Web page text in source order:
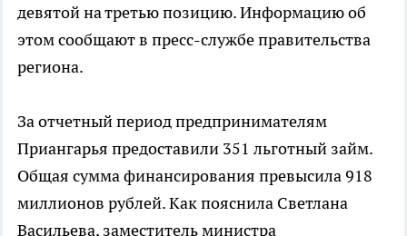
девятой на третью позицию. Информацию об
этом сообщают в пресс-службе правительства
региона.
За отчетный период предпринимателям
Приангарья предоставили 351 льготный займ.
Общая сумма финансирования превысила 918
миллионов рублей. Как пояснила Светлана
Васильева, заместитель министра